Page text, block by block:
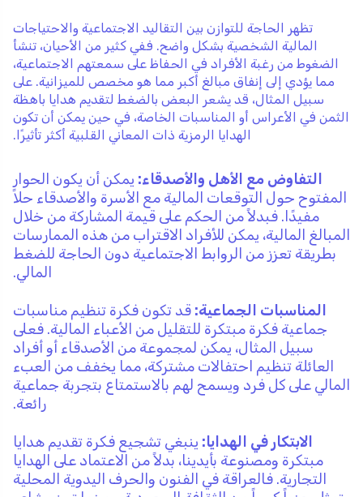
تظهر الحاجة للتوازن بين التقاليد الاجتماعية والاحتياجات
المالية الشخصية بشكل واضح. ففي كثير من الأحيان، تنشأ
الضغوط من رغبة الأفراد في الحفاظ على سمعتهم الاجتماعية،
مما يؤدي إلى إنفاق مبالغ أكبر مما هو مخصص للميزانية. على
سبيل المثال، قد يشعر البعض بالضغط لتقديم هدايا باهظة
الثمن في الأعراس أو المناسبات الخاصة، في حين يمكن أن تكون
الهدايا الرمزية ذات المعاني القلبية أكثر تأثيرًا.
التفاوض مع الأهل والأصدقاء: يمكن أن يكون الحوار
المفتوح حول التوقعات المالية مع الأسرة والأصدقاء حلاً
مفيدًا. فبدلاً من الحكم على قيمة المشاركة من خلال
المبالغ المالية، يمكن للأفراد الاقتراب من هذه الممارسات
بطريقة تعزز من الروابط الاجتماعية دون الحاجة للضغط
المالي.
المناسبات الجماعية: قد تكون فكرة تنظيم مناسبات
جماعية فكرة مبتكرة للتقليل من الأعباء المالية. فعلى
سبيل المثال، يمكن لمجموعة من الأصدقاء أو أفراد
العائلة تنظيم احتفالات مشتركة، مما يخفف من العبء
المالي على كل فرد ويسمح لهم بالاستمتاع بتجربة جماعية
رائعة.
الابتكار في الهدايا: ينبغي تشجيع فكرة تقديم هدايا
مبتكرة ومصنوعة بأيدينا، بدلاً من الاعتماد على الهدايا
التجارية. فالعراقة في الفنون والحرف اليدوية المحلية